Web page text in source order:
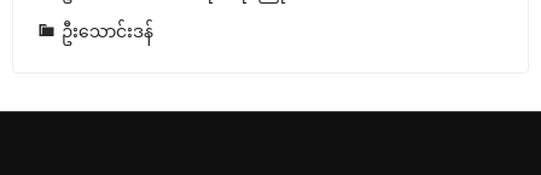
ဦးသောင်းဒန်